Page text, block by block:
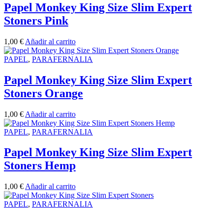
Papel Monkey King Size Slim Expert
Stoners Pink
1,00 € Añadir al carrito
PAPEL, PARAFERNALIA
Papel Monkey King Size Slim Expert
Stoners Orange
1,00 € Añadir al carrito
PAPEL, PARAFERNALIA
Papel Monkey King Size Slim Expert
Stoners Hemp
1,00 € Añadir al carrito
PAPEL, PARAFERNALIA